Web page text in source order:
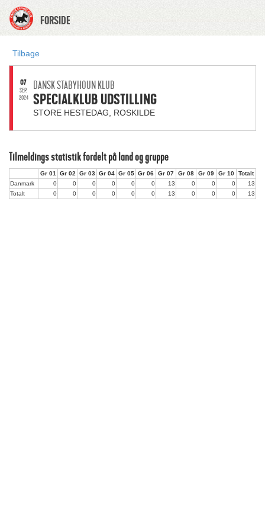
FORSIDE
Tilbage
07
SEP.
2024
DANSK STABYHOUN KLUB
SPECIALKLUB UDSTILLING
STORE HESTEDAG, ROSKILDE
Tilmeldings statistik fordelt på land og gruppe
Gr 01 Gr 02 Gr 03 Gr 04 Gr 05 Gr 06 Gr 07 Gr 08 Gr 09 Gr 10
Totalt
Danmark
0 0 0 0 0 0 13 0 0 0
13
Totalt
0 0 0 0 0 0 13 0 0 0 13